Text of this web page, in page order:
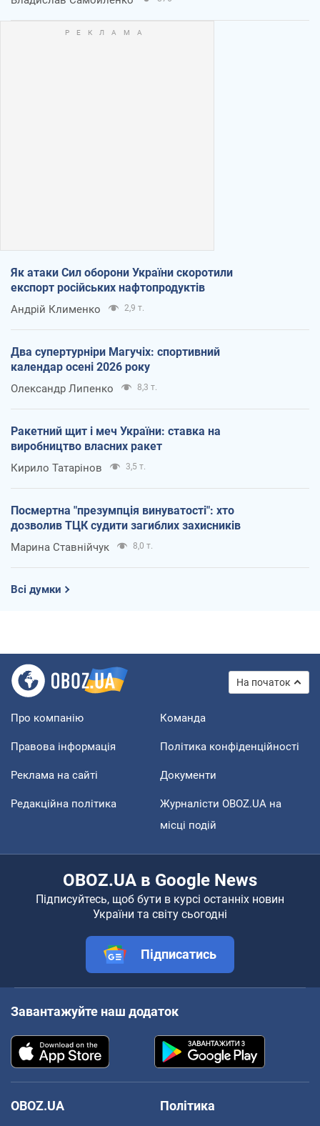
Як атаки Сил оборони України скоротили
експорт російських нафтопродуктів
Андрій Клименко 2,9 т.
Два супертурніри Магучіх: спортивний
календар осені 2026 року
Олександр Липенко 8,3 т.
Ракетний щит і меч України: ставка на
виробництво власних ракет
Кирило Татарінов 3,5 т.
Посмертна "презумпція винуватості": хто
дозволив ТЦК судити загиблих захисників
Марина Ставнійчук 8,0 т.
Всі думки
На початок
Про компанію Команда
Правова інформація Політика конфіденційності
Реклама на сайті Документи
Редакційна політика
Журналісти OBOZ.UA на
місці подій
OBOZ.UA в Google News
Підписуйтесь, щоб бути в курсі останніх новин
України та світу сьогодні
Підписатись
Завантажуйте наш додаток
OBOZ.UA Політика